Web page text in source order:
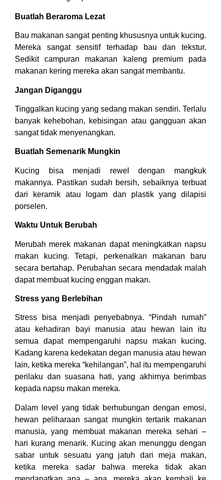
Buatlah Beraroma Lezat
Bau makanan sangat penting khususnya untuk kucing.
Mereka sangat sensitif terhadap bau dan tekstur.
Sedikit campuran makanan kaleng premium pada
makanan kering mereka akan sangat membantu.
Jangan Diganggu
Tinggalkan kucing yang sedang makan sendiri. Terlalu
banyak kehebohan, kebisingan atau gangguan akan
sangat tidak menyenangkan.
Buatlah Semenarik Mungkin
Kucing bisa menjadi rewel dengan mangkuk
makannya. Pastikan sudah bersih, sebaiknya terbuat
dari keramik atau logam dan plastik yang dilapisi
porselen.
Waktu Untuk Berubah
Merubah merek makanan dapat meningkatkan napsu
makan kucing. Tetapi, perkenalkan makanan baru
secara bertahap. Perubahan secara mendadak malah
dapat membuat kucing enggan makan.
Stress yang Berlebihan
Stress bisa menjadi penyebabnya. “Pindah rumah”
atau kehadiran bayi manusia atau hewan lain itu
semua dapat mempengaruhi napsu makan kucing.
Kadang karena kedekatan degan manusia atau hewan
lain, ketika mereka “kehilangan”, hal itu mempengaruhi
perilaku dan suasana hati, yang akhirnya berimbas
kepada napsu makan mereka.
Dalam level yang tidak berhubungan dengan emosi,
hewan peliharaan sangat mungkin tertarik makanan
manusia, yang membuat makanan mereka sehari –
hari kurang menarik. Kucing akan menunggu dengan
sabar untuk sesuatu yang jatuh dari meja makan,
ketika mereka sadar bahwa mereka tidak akan